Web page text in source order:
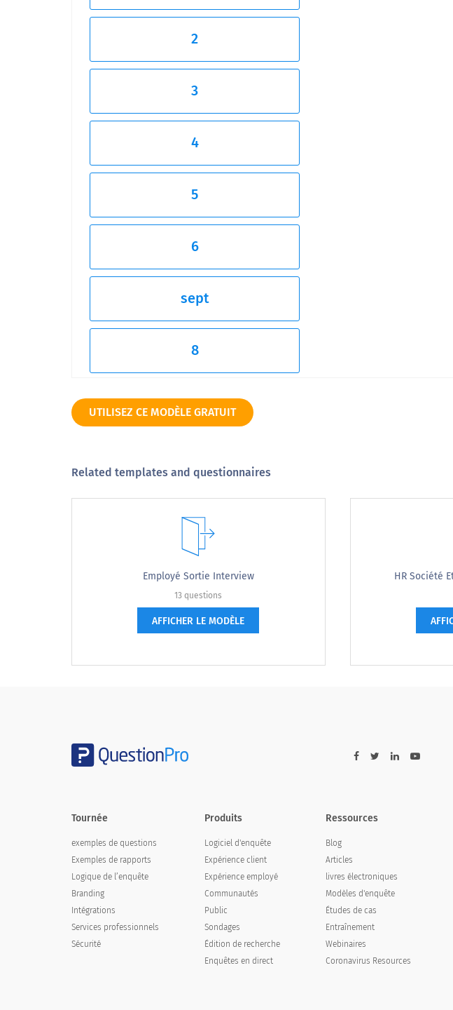
2
3
4
5
6
sept
8
9
2. La période d'évaluation couvre :
2. The evaluation period covers:
Six mois
Pauvres
Moyenne
UTILISEZ CE MODÈLE GRATUIT
Related templates and questionnaires
Employé Sortie Interview
13 questions
AFFICHER LE MODÈLE
HR Société
Tournée
exemples de questions
Exemples de rapports
Logique de l’enquête
Branding
Intégrations
Services professionnels
Sécurité
Produits
Logiciel d'enquête
Expérience client
Expérience employé
Communautés
Public
Sondages
Édition de recherche
Enquêtes en direct
Ressources
Blog
Articles
livres électroniques
Modèles d'enquête
Études de cas
Entraînement
Webinaires
Coronavirus Resources